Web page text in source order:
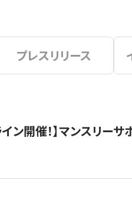
プレスリリース
イン開催！】マンスリ